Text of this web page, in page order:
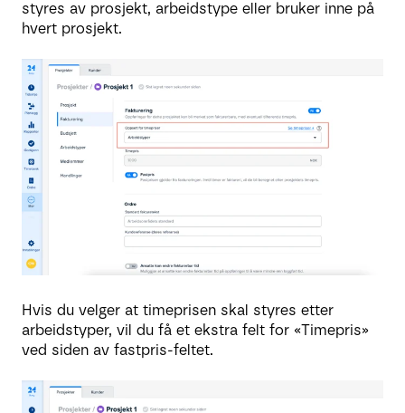
styres av prosjekt, arbeidstype eller bruker inne på
hvert prosjekt.
Hvis du velger at timeprisen skal styres etter
arbeidstyper, vil du få et ekstra felt for «Timepris»
ved siden av fastpris-feltet.